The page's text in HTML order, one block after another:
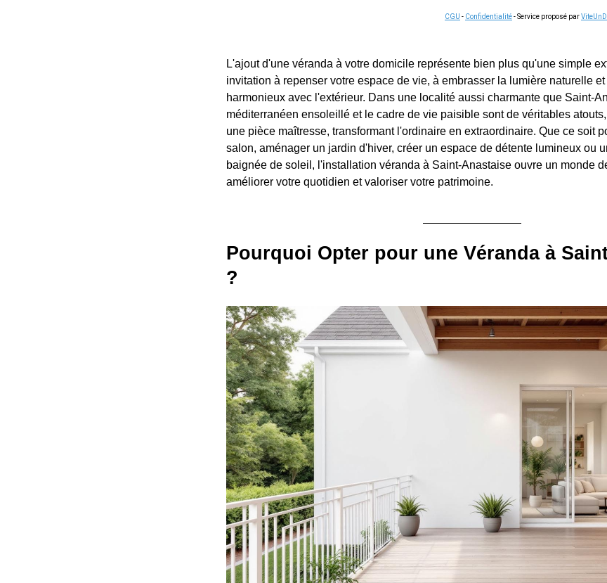
CGU - Confidentialité- Service proposé par
L'ajout d'une véranda à votre domicile représente bien plus qu'une simple
invitation à repenser votre espace de vie, à embrasser la lumière naturelle
harmonieux avec l'extérieur. Dans une localité aussi charmante que Saint-
méditerranéen ensoleillé et le cadre de vie paisible sont de véritables
une pièce maîtresse, transformant l'ordinaire en extraordinaire. Que ce soit
salon, aménager un jardin d'hiver, créer un espace de détente lumineux ou
baignée de soleil, l'installation véranda à Saint-Anastaise ouvre un monde
améliorer votre quotidien et valoriser votre patrimoine.
Pourquoi Opter pour une Véranda à
?